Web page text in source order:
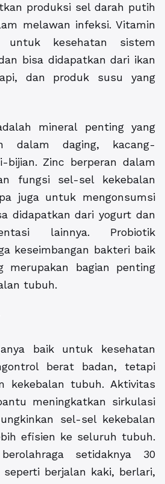
produksi sel darah putih
melawan infeksi. Vitamin
kesehatan sistem
bisa didapatkan dari ikan
dan produk susu yang
mineral penting yang
dalam daging, kacang-
bijian. Zinc berperan dalam
fungsi sel-sel kekebalan
juga untuk mengonsumsi
didapatkan dari yogurt dan
lainnya. Probiotik
keseimbangan bakteri baik
merupakan bagian penting
tubuh.
baik untuk kesehatan
berat badan, tetapi
kekebalan tubuh. Aktivitas
meningkatkan sirkulasi
sel-sel kekebalan
efisien ke seluruh tubuh.
setidaknya 30
berjalan kaki, berlari,